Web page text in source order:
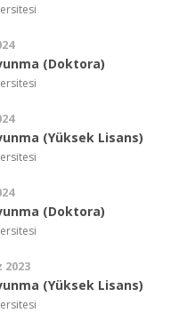
(Doktora)
(Yüksek Lisans)
(Doktora)
2023
(Yüksek Lisans)